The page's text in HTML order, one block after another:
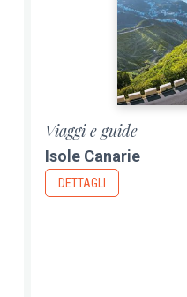
Viaggi e guide
Isole Canarie
DETTAGLI